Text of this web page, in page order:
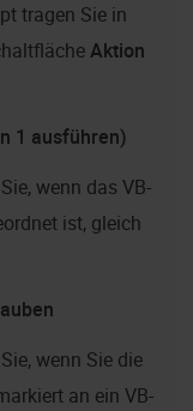
tragen Sie in
Aktion
1 ausführen)
wenn das VB-
ist, gleich
wenn Sie die
an ein VB-